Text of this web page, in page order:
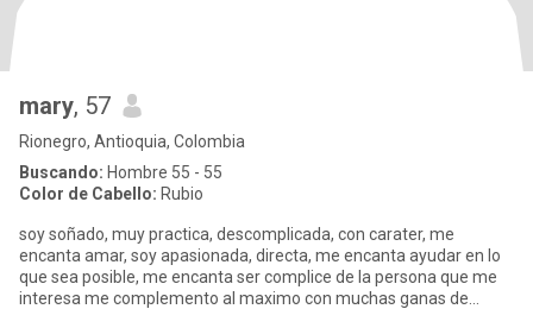
mary, 57
Rionegro, Antioquia, Colombia
Buscando: Hombre 55 - 55
Color de Cabello: Rubio
soy soñado, muy practica, descomplicada, con carater, me
encanta amar, soy apasionada, directa, me encanta ayudar en lo
que sea posible, me encanta ser complice de la persona que me
interesa me complemento al maximo con muchas ganas de